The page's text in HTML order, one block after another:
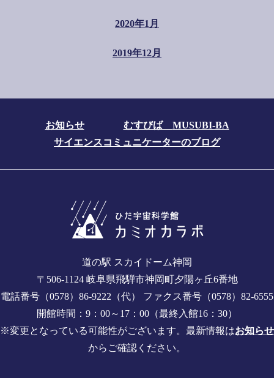
2020年1月
2019年12月
お知らせ むすびば MUSUBI-BA
サイエンスコミュニケーターのブログ
道の駅 スカイドーム神岡
〒506-1124 岐阜県飛騨市神岡町夕陽ヶ丘6番地
電話番号（0578）86-9222（代） ファクス番号（0578）82-6555
開館時間：9：00～17：00（最終入館16：30）
※変更となっている可能性がございます。最新情報はお知らせ
からご確認ください。